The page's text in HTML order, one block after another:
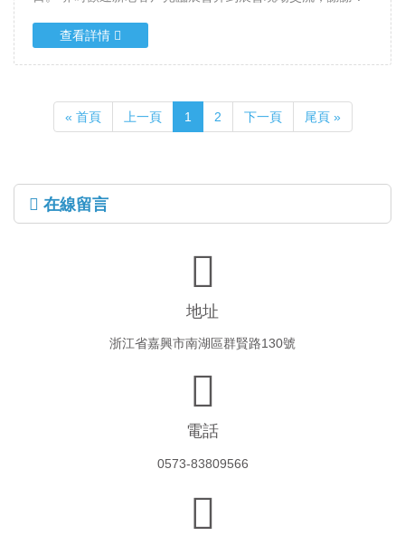
查看詳情
« 首頁 上一頁 1 2 下一頁 尾頁 »
在線留言
地址
浙江省嘉興市南湖區群賢路130號
電話
0573-83809566